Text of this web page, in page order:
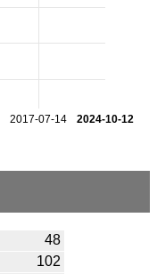
2017-07-14 2024-10-12
48
102